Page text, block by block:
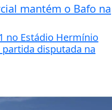
mantém o Bafo na
no Estádio Hermínio
disputada na